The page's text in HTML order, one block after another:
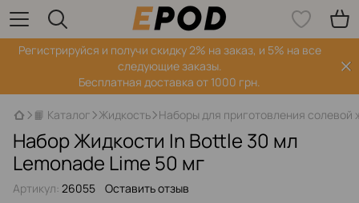
Регистрируйся‌ и получи скидку 2% на заказ, и 5% на все
следующие заказы.
Бесплатная доставка от 1000 грн.
📙 Каталог Жидкость Наборы для приготовления солевой
Набор Жидкости In Bottle 30 мл
Lemonade Lime 50 мг
Артикул: 26055 Оставить отзыв